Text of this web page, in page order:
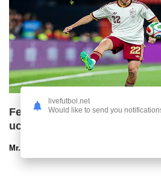
Fermin Lopes
uchinchi chempionlik
Mr.NoBoDy
livefutbol.net
Would like to send you